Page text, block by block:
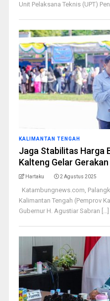
Unit Pelaksana Teknis (UPT) Pen
KALIMANTAN TENGAH
Jaga Stabilitas Harga
Kalteng Gelar
Hartaku 2 Agustus 2025
Katambungnews.com,
Kalimantan Tengah (Pemprov
Gubernur H. Agustiar Sabran [...]